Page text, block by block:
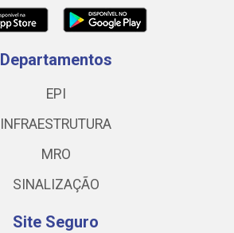
Departamentos
EPI
INFRAESTRUTURA
MRO
SINALIZAÇÃO
Site Seguro